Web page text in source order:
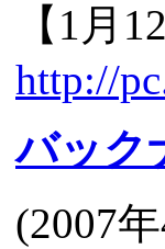
【1月
http://
バック
(2007